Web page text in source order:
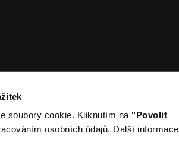
soubory cookie. Kliknutím na "Povolit
osobních údajů. Další informace